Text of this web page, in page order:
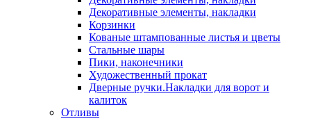
Декоративные элементы, накладки
Корзинки
Кованые штампованные листья и цветы
Стальные шары
Пики, наконечники
Художественный прокат
Дверные ручки.Накладки для ворот и
калиток
Отливы